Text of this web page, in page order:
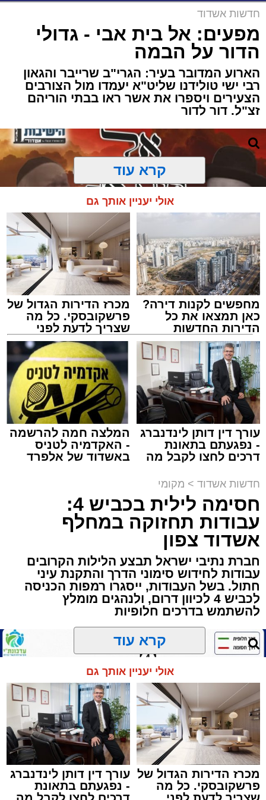
חדשות אשדוד
מפעים: אל בית אבי - גדולי
הדור על הבמה
הארוע המדובר בעיר: הגרי"ב שרייבר והגאון
רבי ישי טולידנו שליט"א יעמדו מול הצורבים
הצעירים ויספרו את אשר ראו בבתי הוריהם
זצ"ל. דור לדור
מעגלים
מנהל האתר / 20:31 06.08.26
תגים:הגרי"ב שרייבר מעגלים
ארוע שטרם היה כמותו: בשבוע הבא ביום ג'
יתכנסו המוני בחורי הישיבות שטרם החלו את זמן
'אלול', והם יזכו לשמוע את גדולי הדור, מרן הגרי"ב
שרייבר שליט"א והגאון רבי ישאי טולידנו שליט"א,
שבשעה נדירה של קורת רוח ישתפו את שומעיהם
באשר ראו וקיבלו בבתי הוריהם, הגאון רבי פנחס
שרייבר זצ"ל והגאון רבי ניסים טולידנו זצ"ל, כאשר
מטרתם של הדברים שישמעו היא לעורר הלבבות
ולהחדיר אהבת אמת לתורה.
הארוע, במסגרת ארועי 'מעגלים', יתקיים בבית
הכנסת 'חניכי הישיבות' רובע ג', ביום שלישי הקרוב
לאחר הארוע יתקיים רב שיח וכן פלפול תלמודי
בריתחא דאורייתא בעומקא דשמעתתא.
קרא עוד
אולי יעניין אותך גם
מחפשים לקנות דירה?
כאן תמצאו את כל
הדירות החדשות
למכירה באשדוד >>>
מכרז הדירות הגדול של
פרשקובסקי. כל מה
שצריך לדעת לפני
שמגישים הצעה לדירה
באשדוד
עורך דין דותן לינדנברג
- נפגעתם בתאונת
דרכים לחצו לקבל מה
המלצה חמה להרשמה
- האקדמיה לטניס
באשדוד של אלפרד
חדשות אשדוד > מקומי
חסימה לילית בכביש 4:
עבודות תחזוקה במחלף
אשדוד צפון
חברת נתיבי ישראל תבצע הלילות הקרובים
עבודות לחידוש סימוני הדרך והתקנת עיני
חתול. בשל העבודות, ייסגרו רמפות הכניסה
לכביש 4 לכיוון דרום, ולנהגים מומלץ
להשתמש בדרכים חלופיות
קרא עוד
אולי יעניין אותך גם
מכרז הדירות הגדול של
פרשקובסקי. כל מה
עורך דין דותן לינדנברג
- נפגעתם בתאונת